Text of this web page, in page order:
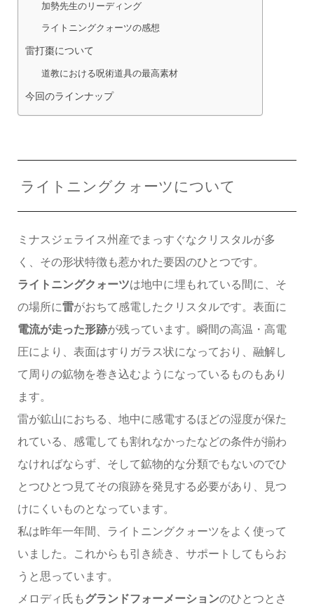
加勢先生のリーディング
ライトニングクォーツの感想
雷打棗について
道教における呪術道具の最高素材
今回のラインナップ
ライトニングクォーツについて
ミナスジェライス州産でまっすぐなクリスタルが多
く、その形状特徴も惹かれた要因のひとつです。
ライトニングクォーツは地中に埋もれている間に、そ
の場所に雷がおちて感電したクリスタルです。表面に
電流が走った形跡が残っています。瞬間の高温・高電
圧により、表面はすりガラス状になっており、融解し
て周りの鉱物を巻き込むようになっているものもあり
ます。
雷が鉱山におちる、地中に感電するほどの湿度が保た
れている、感電しても割れなかったなどの条件が揃わ
なければならず、そして鉱物的な分類でもないのでひ
とつひとつ見てその痕跡を発見する必要があり、見つ
けにくいものとなっています。
私は昨年一年間、ライトニングクォーツをよく使って
いました。これからも引き続き、サポートしてもらお
うと思っています。
メロディ氏もグランドフォーメーションのひとつとさ